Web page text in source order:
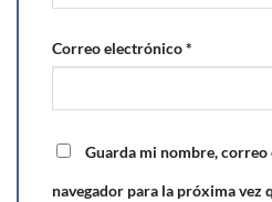
Correo electrónico*
Guarda mi nombre,
navegador para la próxima vez